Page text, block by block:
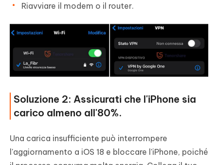
Riavviare il modem o il router.
Soluzione 2: Assicurati che l'iPhone sia
carico almeno all'80%.
Una carica insufficiente può interrompere
l'aggiornamento a iOS 18 e bloccare l'iPhone, poiché